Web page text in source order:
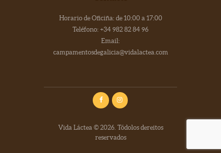
Horario de Oficiña: de 10:00 a 17:00
Teléfono: +34 982 82 84 96
Email:
campamentosdegalicia@vidalactea.com
Vida Láctea © 2026. Tódolos dereitos
reservados